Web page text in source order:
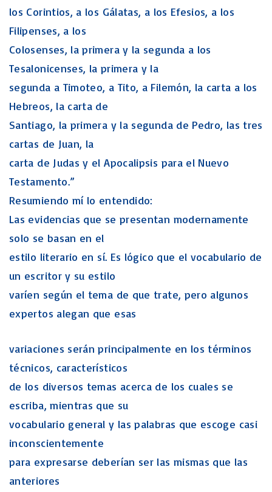
los Corintios, a los Gálatas, a los Efesios, a los
Filipenses, a los
Colosenses, la primera y la segunda a los
Tesalonicenses, la primera y la
segunda a Timoteo, a Tito, a Filemón, la carta a los
Hebreos, la carta de
Santiago, la primera y la segunda de Pedro, las tres
cartas de Juan, la
carta de Judas y el Apocalipsis para el Nuevo
Testamento.”
Resumiendo mí lo entendido:
Las evidencias que se presentan modernamente
solo se basan en el
estilo literario en sí. Es lógico que el vocabulario de
un escritor y su estilo
varíen según el tema de que trate, pero algunos
expertos alegan que esas
variaciones serán principalmente en los términos
técnicos, característicos
de los diversos temas acerca de los cuales se
escriba, mientras que su
vocabulario general y las palabras que escoge casi
inconscientemente
para expresarse deberían ser las mismas que las
anteriores